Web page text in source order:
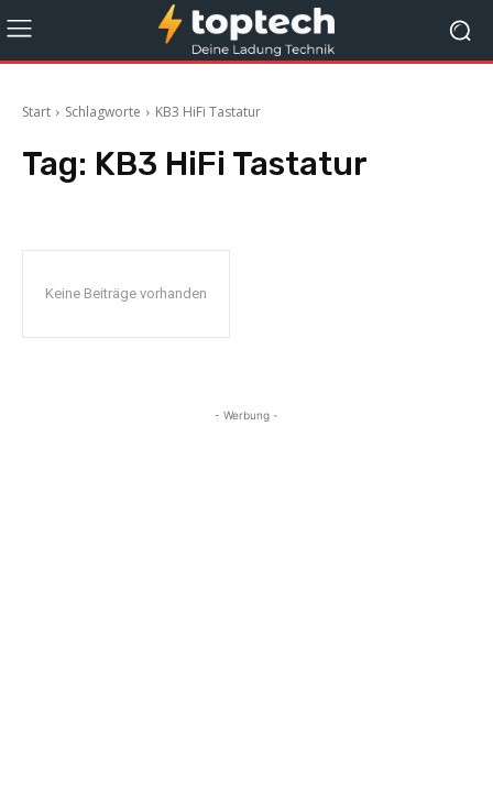
Start Schlagworte KB3 HiFi Tastatur
Tag: KB3 HiFi Tastatur
Keine Beiträge vorhanden
- Werbung -